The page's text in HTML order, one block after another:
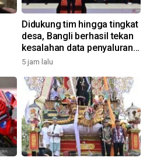
Didukung tim hingga tingkat
desa, Bangli berhasil tekan
kesalahan data penyaluran
bansos
5 jam lalu